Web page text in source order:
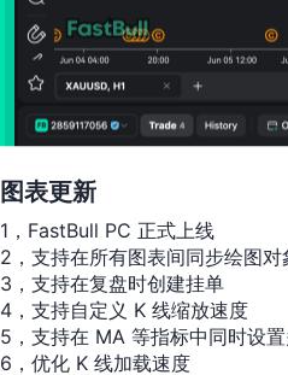
图表更新
1，FastBull PC 正式上线
2，支持在所有图表间同步绘图
3，支持在复盘时创建挂单
4，支持自定义 K 线缩放速度
5，支持在 MA 等指标中同时设
6，优化 K 线加载速度